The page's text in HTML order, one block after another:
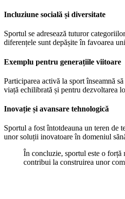
Incluziune socială și diversitate
Sportul se adresează tuturor
diferențele sunt depășite în favoarea
Exemplu pentru generațiile viitoare
Participarea activă la sport înseamnă
viață echilibrată și pentru dezvoltarea
Inovație și avansare tehnologică
Sportul a fost întotdeauna un teren de
unor soluții inovatoare în domeniul
În concluzie, sportul este o forță
contribui la construirea unor